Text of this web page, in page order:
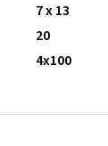
7 x 13
20
4x100